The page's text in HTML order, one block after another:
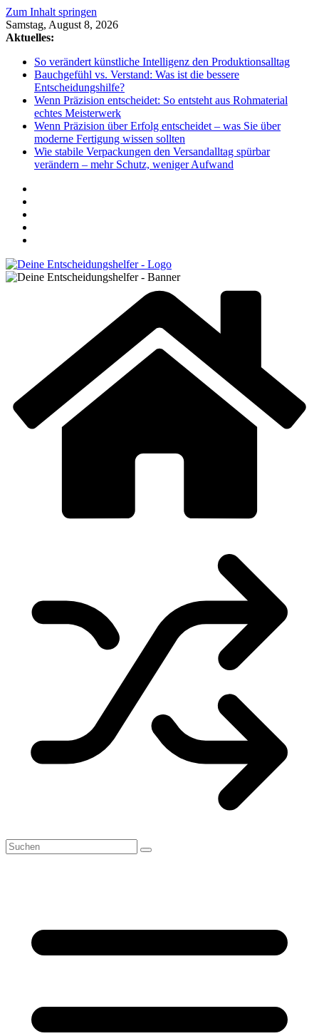
Zum Inhalt springen
Samstag, August 8, 2026
Aktuelles:
So verändert künstliche Intelligenz den Produktionsalltag
Bauchgefühl vs. Verstand: Was ist die bessere
Entscheidungshilfe?
Wenn Präzision entscheidet: So entsteht aus Rohmaterial
echtes Meisterwerk
Wenn Präzision über Erfolg entscheidet – was Sie über
moderne Fertigung wissen sollten
Wie stabile Verpackungen den Versandalltag spürbar
verändern – mehr Schutz, weniger Aufwand